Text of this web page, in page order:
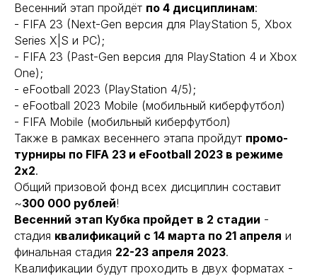
Весенний этап пройдёт по 4 дисциплинам:
- FIFA 23 (Next-Gen версия для PlayStation 5, Xbox
Series X|S и PC);
- FIFA 23 (Past-Gen версия для PlayStation 4 и Xbox
One);
- eFootball 2023 (PlayStation 4/5);
- eFootball 2023 Mobile (мобильный киберфутбол)
- FIFA Mobile (мобильный киберфутбол)
Также в рамках весеннего этапа пройдут промо-
турниры по FIFA 23 и eFootball 2023 в режиме
2х2.
Общий призовой фонд всех дисциплин составит
~300 000 рублей!
Весенний этап Кубка пройдет в 2 стадии -
стадия квалификаций c 14 марта по 21 апреля и
финальная стадия 22-23 апреля 2023.
Квалификации будут проходить в двух форматах -